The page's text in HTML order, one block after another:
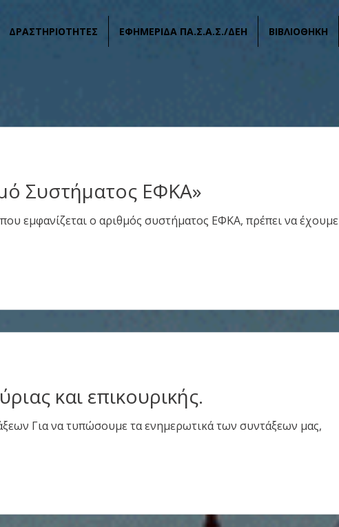
ΔΡΑΣΤΗΡΙΟΤΗΤΕΣ ΕΦΗΜΕΡΙΔΑ ΠΑ.Σ.Α.Σ./ΔΕΗ ΒΙΒΛΙΟΘΗΚΗ
Συστήματος ΕΦΚΑ»
εμφανίζεται ο αριθμός συστήματος ΕΦΚΑ, πρέπει να έχουμε
και επικουρικής.
Για να τυπώσουμε τα ενημερωτικά των συντάξεων μας,